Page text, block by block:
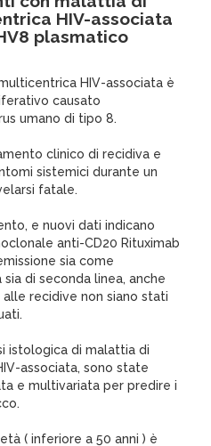
HIV-associata
plasmatico
HIV-associata è
causato
umano di tipo 8.
clinico di recidiva e
sistemici durante un
fatale.
e nuovi dati indicano
anti-CD20 Rituximab
sia come
di seconda linea, anche
recidive non siano stati
istologica di malattia di
associata, sono state
e multivariata per predire i
( inferiore a 50 anni ) è